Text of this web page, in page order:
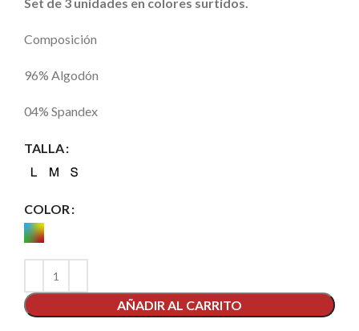
Set de 3 unidades en colores surtidos.
Composición
96% Algodón
04% Spandex
TALLA
COLOR
AÑADIR AL CARRITO